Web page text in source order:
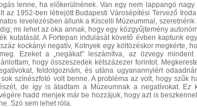
lenne, ha előkerülnének. Van egy nem lappangó
az 1952-ben létrejött Budapesti Városépítési Tervező
levelezésben állunk a Kiscelli Múzeummal,
mi lehet az oka annak, hogy egy közgyűjtemény
kutatását. A Fortepan indulását követő évben kaptunk
kockányi negatív, Kotnyek egy költözéskor megkérte,
Ezeket a „negákat” leszámítva, az özvegy
hogy összeszedek kétszázezer forintot.
feldolgoznám, és utána ugyanannyiért
színészfotó volt benne. A probléma az volt, hogy szűk
de így is átadtam a Múzeumnak a negatívokat. Ez
hadd menjek már be hozzájuk, hogy azt is
Szó sem lehet róla.